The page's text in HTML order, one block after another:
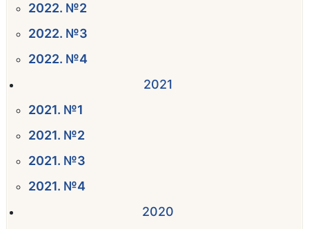
2022. №2
2022. №3
2022. №4
2021
2021. №1
2021. №2
2021. №3
2021. №4
2020